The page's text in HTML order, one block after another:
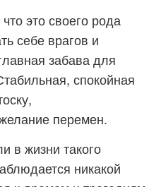
это своего рода
себе врагов и
забава для
спокойная
перемен.
в жизни такого
никакой